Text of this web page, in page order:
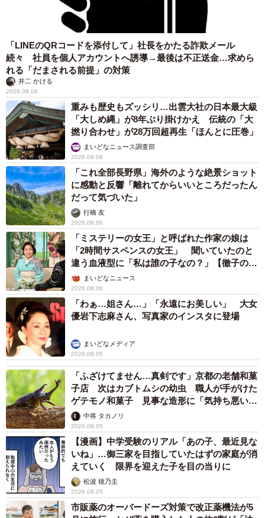
「LINEのQRコードを添付して」社長をかたる詐欺メール
続々 社員を個人アカウントへ誘導→最後は不正送金…求めら
れる「だまされる前提」の対策
井二 かける
2026.08.06
重みも歴史もズッシリ…出雲大社の日本最大級
「大しめ縄」が8年ぶり掛けかえ 伝統の「大
撚り合わせ」が28万回超再生「ほんとに圧巻」
まいどなニュース調査部
2026.08.06
「これ全部長野県」海外のような絶景ショット
に感動と反響「離れてからいいところだったん
だって気づいた」
行橋 友
2026.08.06
「ミステリーの女王」と呼ばれた作家の娘は
「2時間サスペンスの女王」 聞いていたのと
違う血液型に「私は誰の子なの？」【徹子の部
屋】まいどなニュース
2026.08.06
「わぁ…姐さん…」「永遠にお美しい」 大女
優岩下志麻さん、写真家のインスタに登場
まいどなメディア
2026.08.05
「ふざけてません…真剣です」京都の老舗和菓
子店 次はカブトムシの幼虫 職人が手がけた
ゲテモノ和菓子 見事な造形に「気持ち悪いく
らいリアル」
中将 タカノリ
2026.08.05
【漫画】中学受験のリアル「あの子、最近見な
いね」…御三家を目指していたはずの家庭が消
えていく 限界を迎えた子を目の当りに
松波 穂乃圭
2026.08.05
市販薬のオーバードーズ対策で改正薬機法が5